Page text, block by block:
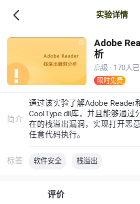
实验详情
Adobe
析
高级 · 170人
限时免费
简介
通过该实验了解Adobe Reader
CoolType.dll库，并且能够通过
在的栈溢出漏洞，实现打开恶
任意代码执行。
标签 软件安全 栈溢出
评价